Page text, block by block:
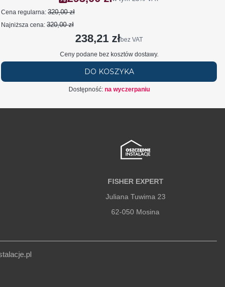
Cena regularna: 320,00 zł
Najniższa cena: 320,00 zł
Cena netto
238,21 złbez VAT
Ceny podane bez kosztów dostawy.
DO KOSZYKA
Dostępność: na wyczerpaniu
FISHER EXPERT
Juliana Tuwima 23
62-050 Mosina